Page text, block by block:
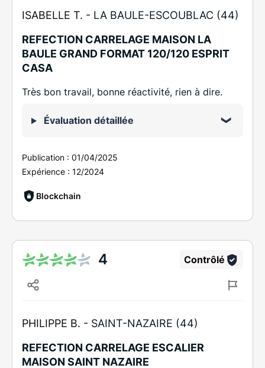
ISABELLE T. - LA BAULE-ESCOUBLAC (44)
REFECTION CARRELAGE MAISON LA
BAULE GRAND FORMAT 120/120 ESPRIT
CASA
Très bon travail, bonne réactivité, rien à dire.
Évaluation détaillée
Publication : 01/04/2025
Expérience : 12/2024
Blockchain
4 Contrôlé
PHILIPPE B. - SAINT-NAZAIRE (44)
REFECTION CARRELAGE ESCALIER
MAISON SAINT NAZAIRE